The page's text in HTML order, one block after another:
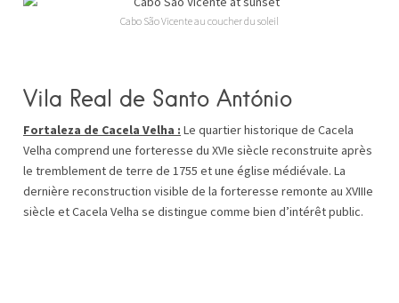
Cabo São Vicente au coucher du soleil
Vila Real de Santo António
Fortaleza de Cacela Velha : Le quartier historique de Cacela
Velha comprend une forteresse du XVIe siècle reconstruite après
le tremblement de terre de 1755 et une église médiévale. La
dernière reconstruction visible de la forteresse remonte au XVIIIe
siècle et Cacela Velha se distingue comme bien d’intérêt public.